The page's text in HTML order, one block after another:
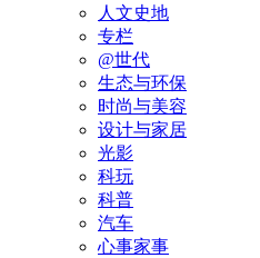
人文史地
专栏
@世代
生态与环保
时尚与美容
设计与家居
光影
科玩
科普
汽车
心事家事